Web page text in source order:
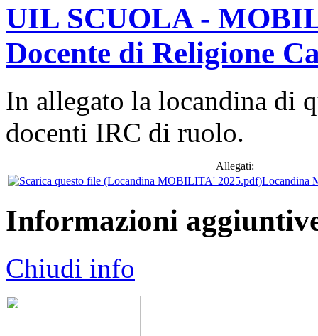
UIL SCUOLA -
Docente di Religione
In allegato la locandina di
docenti IRC di ruolo.
Allegati:
Locandina
Informazioni
Chiudi info